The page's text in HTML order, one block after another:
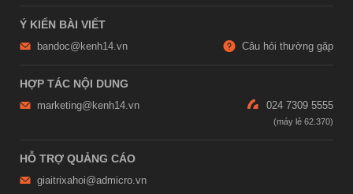
Ý KIẾN BÀI VIẾT
bandoc@kenh14.vn Câu hỏi thường gặp
HỢP TÁC NỘI DUNG
marketing@kenh14.vn 024 7309 5555
HỖ TRỢ QUẢNG CÁO
giaitrixahoi@admicro.vn